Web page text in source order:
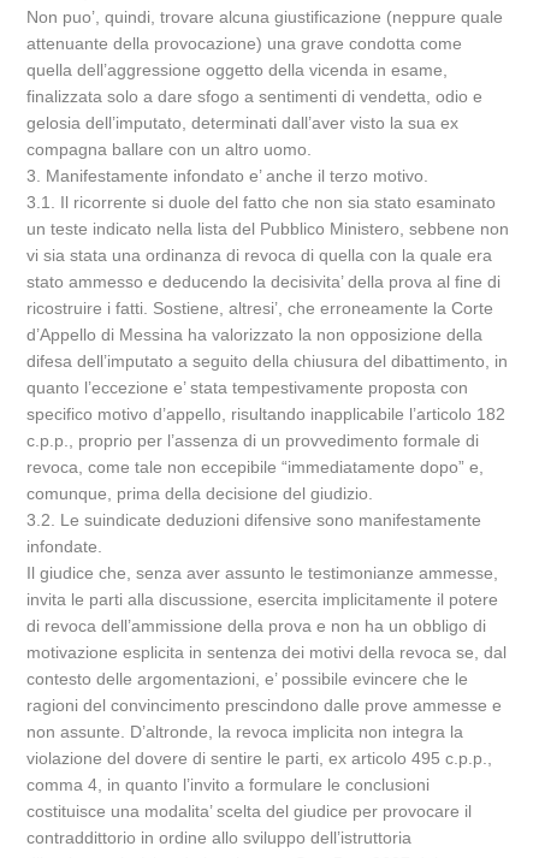
Non puo’, quindi, trovare alcuna giustificazione (neppure quale
attenuante della provocazione) una grave condotta come
quella dell’aggressione oggetto della vicenda in esame,
finalizzata solo a dare sfogo a sentimenti di vendetta, odio e
gelosia dell’imputato, determinati dall’aver visto la sua ex
compagna ballare con un altro uomo.
3. Manifestamente infondato e’ anche il terzo motivo.
3.1. Il ricorrente si duole del fatto che non sia stato esaminato
un teste indicato nella lista del Pubblico Ministero, sebbene non
vi sia stata una ordinanza di revoca di quella con la quale era
stato ammesso e deducendo la decisivita’ della prova al fine di
ricostruire i fatti. Sostiene, altresi’, che erroneamente la Corte
d’Appello di Messina ha valorizzato la non opposizione della
difesa dell’imputato a seguito della chiusura del dibattimento, in
quanto l’eccezione e’ stata tempestivamente proposta con
specifico motivo d’appello, risultando inapplicabile l’articolo 182
c.p.p., proprio per l’assenza di un provvedimento formale di
revoca, come tale non eccepibile “immediatamente dopo” e,
comunque, prima della decisione del giudizio.
3.2. Le suindicate deduzioni difensive sono manifestamente
infondate.
Il giudice che, senza aver assunto le testimonianze ammesse,
invita le parti alla discussione, esercita implicitamente il potere
di revoca dell’ammissione della prova e non ha un obbligo di
motivazione esplicita in sentenza dei motivi della revoca se, dal
contesto delle argomentazioni, e’ possibile evincere che le
ragioni del convincimento prescindono dalle prove ammesse e
non assunte. D’altronde, la revoca implicita non integra la
violazione del dovere di sentire le parti, ex articolo 495 c.p.p.,
comma 4, in quanto l’invito a formulare le conclusioni
costituisce una modalita’ scelta del giudice per provocare il
contraddittorio in ordine allo sviluppo dell’istruttoria